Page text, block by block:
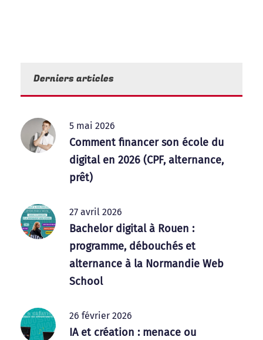
Derniers articles
5 mai 2026
Comment financer son école du
digital en 2026 (CPF, alternance,
prêt)
27 avril 2026
Bachelor digital à Rouen :
programme, débouchés et
alternance à la Normandie Web
School
26 février 2026
IA et création : menace ou